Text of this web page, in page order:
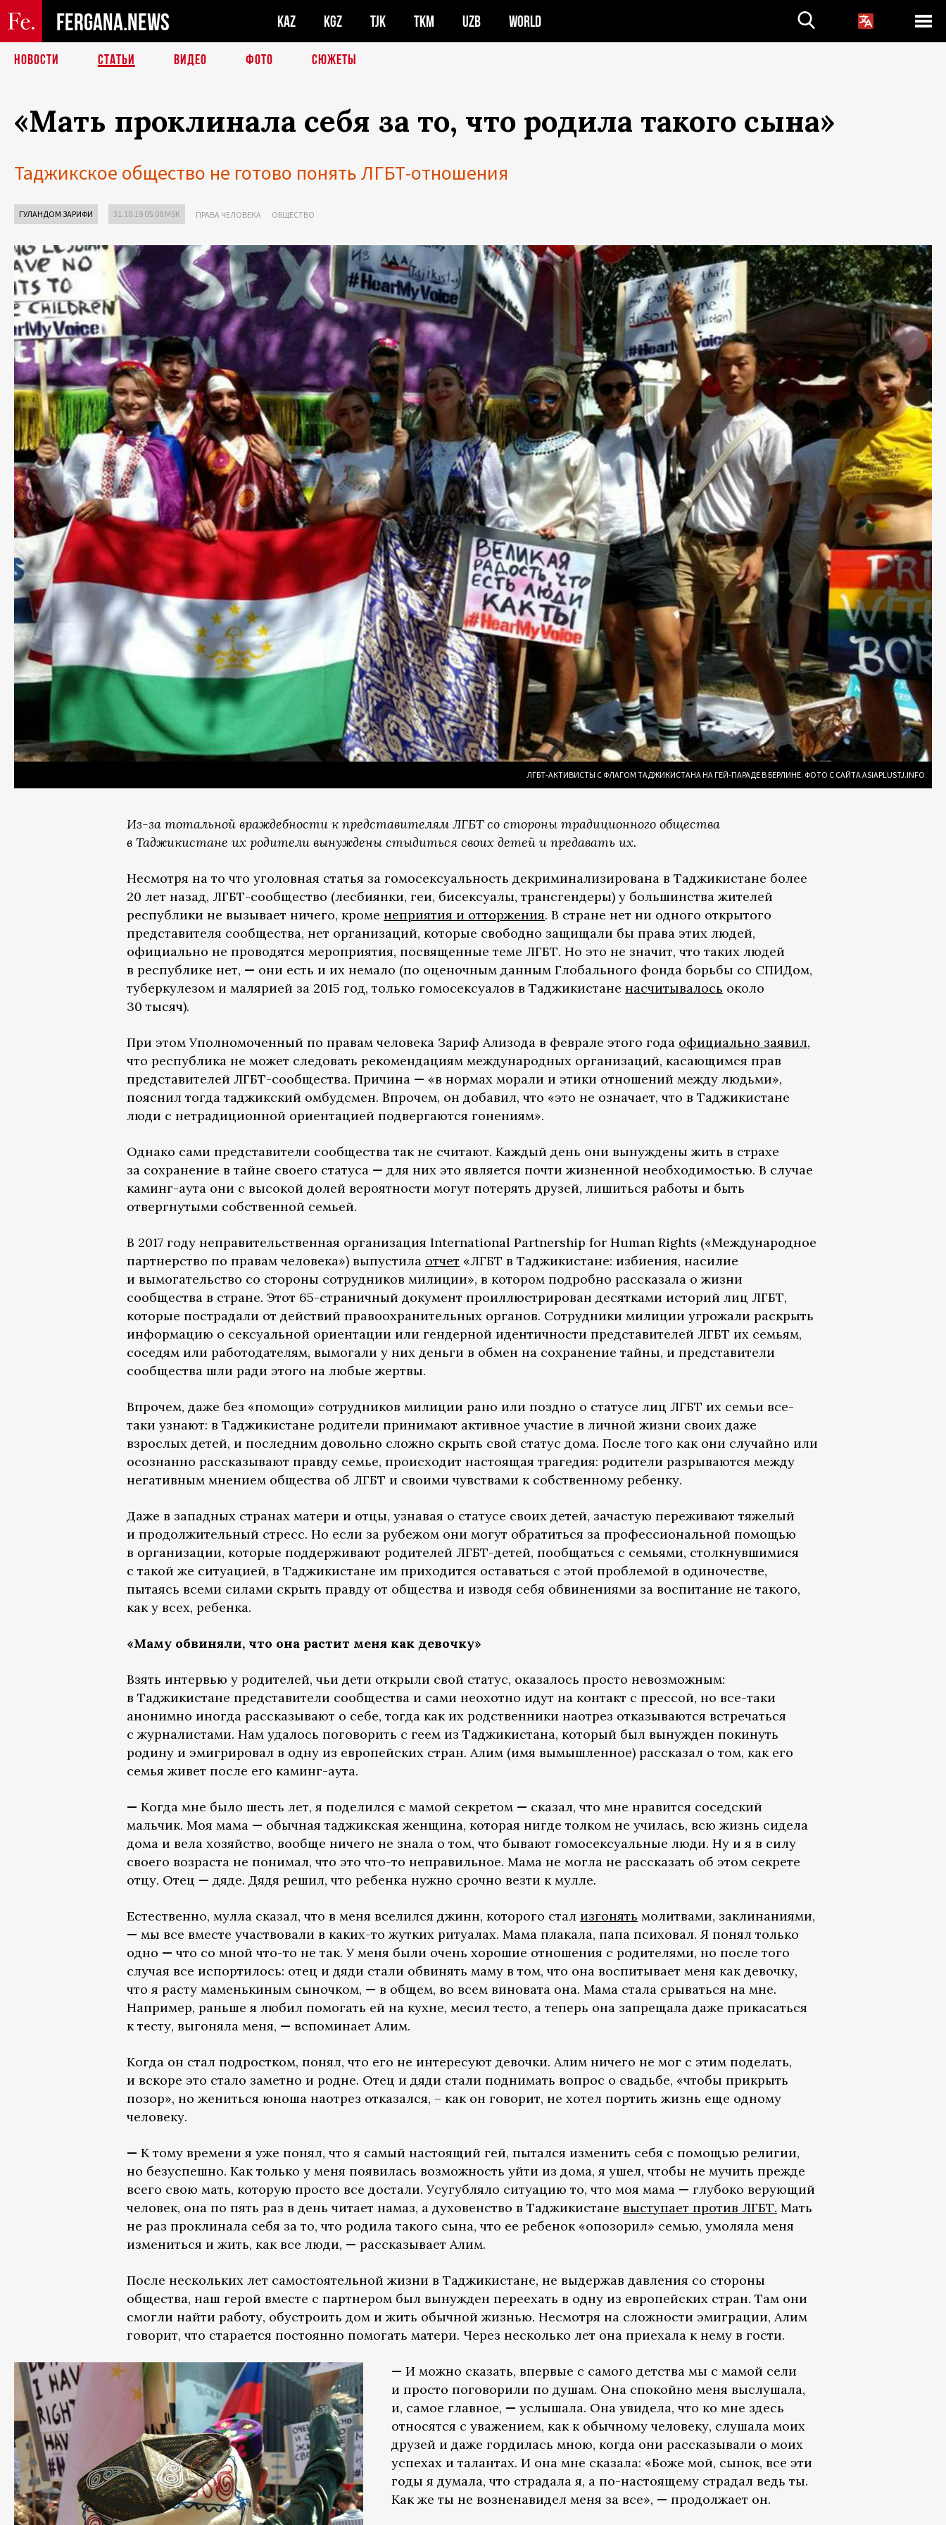
FERGANA.NEWS KAZ KGZ TJK TKM UZB WORLD
НОВОСТИ СТАТЬИ ВИДЕО ФОТО СЮЖЕТЫ
«Мать проклинала себя за то, что родила такого сына»
Таджикское общество не готово понять ЛГБТ-отношения
ГУЛАНДОМ ЗАРИФИ 31.10.19 05:08 MSK ПРАВА ЧЕЛОВЕКА ОБЩЕСТВО
ЛГБТ-АКТИВИСТЫ С ФЛАГОМ ТАДЖИКИСТАНА НА ГЕЙ-ПАРАДЕ В БЕРЛИНЕ. ФОТО С САЙТА ASIAPLUSTJ.INFO
Из-за тотальной враждебности к представителям ЛГБТ со стороны традиционного общества
в Таджикистане их родители вынуждены стыдиться своих детей и предавать их.
Несмотря на то что уголовная статья за гомосексуальность декриминализирована в Таджикистане более
20 лет назад, ЛГБТ-сообщество (лесбиянки, геи, бисексуалы, трансгендеры) у большинства жителей
республики не вызывает ничего, кроме неприятия и отторжения. В стране нет ни одного открытого
представителя сообщества, нет организаций, которые свободно защищали бы права этих людей,
официально не проводятся мероприятия, посвященные теме ЛГБТ. Но это не значит, что таких людей
в республике нет, — они есть и их немало (по оценочным данным Глобального фонда борьбы со СПИДом,
туберкулезом и малярией за 2015 год, только гомосексуалов в Таджикистане насчитывалось около
30 тысяч).
При этом Уполномоченный по правам человека Зариф Ализода в феврале этого года официально заявил,
что республика не может следовать рекомендациям международных организаций, касающимся прав
представителей ЛГБТ-сообщества. Причина — «в нормах морали и этики отношений между людьми»,
пояснил тогда таджикский омбудсмен. Впрочем, он добавил, что «это не означает, что в Таджикистане
люди с нетрадиционной ориентацией подвергаются гонениям».
Однако сами представители сообщества так не считают. Каждый день они вынуждены жить в страхе
за сохранение в тайне своего статуса — для них это является почти жизненной необходимостью. В случае
каминг-аута они с высокой долей вероятности могут потерять друзей, лишиться работы и быть
отвергнутыми собственной семьей.
В 2017 году неправительственная организация International Partnership for Human Rights («Международное
партнерство по правам человека») выпустила отчет «ЛГБТ в Таджикистане: избиения, насилие
и вымогательство со стороны сотрудников милиции», в котором подробно рассказала о жизни
сообщества в стране. Этот 65-страничный документ проиллюстрирован десятками историй лиц ЛГБТ,
которые пострадали от действий правоохранительных органов. Сотрудники милиции угрожали раскрыть
информацию о сексуальной ориентации или гендерной идентичности представителей ЛГБТ их семьям,
соседям или работодателям, вымогали у них деньги в обмен на сохранение тайны, и представители
сообщества шли ради этого на любые жертвы.
Впрочем, даже без «помощи» сотрудников милиции рано или поздно о статусе лиц ЛГБТ их семьи все-
таки узнают: в Таджикистане родители принимают активное участие в личной жизни своих даже
взрослых детей, и последним довольно сложно скрыть свой статус дома. После того как они случайно или
осознанно рассказывают правду семье, происходит настоящая трагедия: родители разрываются между
негативным мнением общества об ЛГБТ и своими чувствами к собственному ребенку.
Даже в западных странах матери и отцы, узнавая о статусе своих детей, зачастую переживают тяжелый
и продолжительный стресс. Но если за рубежом они могут обратиться за профессиональной помощью
в организации, которые поддерживают родителей ЛГБТ-детей, пообщаться с семьями, столкнувшимися
с такой же ситуацией, в Таджикистане им приходится оставаться с этой проблемой в одиночестве,
пытаясь всеми силами скрыть правду от общества и изводя себя обвинениями за воспитание не такого,
как у всех, ребенка.
«Маму обвиняли, что она растит меня как девочку»
Взять интервью у родителей, чьи дети открыли свой статус, оказалось просто невозможным:
в Таджикистане представители сообщества и сами неохотно идут на контакт с прессой, но все-таки
анонимно иногда рассказывают о себе, тогда как их родственники наотрез отказываются встречаться
с журналистами. Нам удалось поговорить с геем из Таджикистана, который был вынужден покинуть
родину и эмигрировал в одну из европейских стран. Алим (имя вымышленное) рассказал о том, как его
семья живет после его каминг-аута.
— Когда мне было шесть лет, я поделился с мамой секретом — сказал, что мне нравится соседский
мальчик. Моя мама — обычная таджикская женщина, которая нигде толком не училась, всю жизнь сидела
дома и вела хозяйство, вообще ничего не знала о том, что бывают гомосексуальные люди. Ну и я в силу
своего возраста не понимал, что это что-то неправильное. Мама не могла не рассказать об этом секрете
отцу. Отец — дяде. Дядя решил, что ребенка нужно срочно везти к мулле.
Естественно, мулла сказал, что в меня вселился джинн, которого стал изгонять молитвами, заклинаниями,
— мы все вместе участвовали в каких-то жутких ритуалах. Мама плакала, папа психовал. Я понял только
одно — что со мной что-то не так. У меня были очень хорошие отношения с родителями, но после того
случая все испортилось: отец и дяди стали обвинять маму в том, что она воспитывает меня как девочку,
что я расту маменькиным сыночком, — в общем, во всем виновата она. Мама стала срываться на мне.
Например, раньше я любил помогать ей на кухне, месил тесто, а теперь она запрещала даже прикасаться
к тесту, выгоняла меня, — вспоминает Алим.
Когда он стал подростком, понял, что его не интересуют девочки. Алим ничего не мог с этим поделать,
и вскоре это стало заметно и родне. Отец и дяди стали поднимать вопрос о свадьбе, «чтобы прикрыть
позор», но жениться юноша наотрез отказался, – как он говорит, не хотел портить жизнь еще одному
человеку.
— К тому времени я уже понял, что я самый настоящий гей, пытался изменить себя с помощью религии,
но безуспешно. Как только у меня появилась возможность уйти из дома, я ушел, чтобы не мучить прежде
всего свою мать, которую просто все достали. Усугубляло ситуацию то, что моя мама — глубоко верующий
человек, она по пять раз в день читает намаз, а духовенство в Таджикистане выступает против ЛГБТ. Мать
не раз проклинала себя за то, что родила такого сына, что ее ребенок «опозорил» семью, умоляла меня
измениться и жить, как все люди, — рассказывает Алим.
После нескольких лет самостоятельной жизни в Таджикистане, не выдержав давления со стороны
общества, наш герой вместе с партнером был вынужден переехать в одну из европейских стран. Там они
смогли найти работу, обустроить дом и жить обычной жизнью. Несмотря на сложности эмиграции, Алим
говорит, что старается постоянно помогать матери. Через несколько лет она приехала к нему в гости.
— И можно сказать, впервые с самого детства мы с мамой сели
и просто поговорили по душам. Она спокойно меня выслушала,
и, самое главное, — услышала. Она увидела, что ко мне здесь
относятся с уважением, как к обычному человеку, слушала моих
друзей и даже гордилась мною, когда они рассказывали о моих
успехах и талантах. И она мне сказала: «Боже мой, сынок, все эти
годы я думала, что страдала я, а по-настоящему страдал ведь ты.
Как же ты не возненавидел меня за все», — продолжает он.